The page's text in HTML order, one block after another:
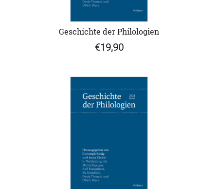
Geschichte der Philologien
€19,90